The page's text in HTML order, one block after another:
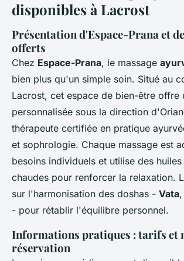
disponibles à Lacrost
Présentation d'Espace-Prana et
offerts
Chez Espace-Prana, le massage
bien plus qu'un simple soin. Situé au
Lacrost, cet espace de bien-être offre
personnalisée sous la direction
thérapeute certifiée en pratique
et sophrologie. Chaque massage est
besoins individuels et utilise des huiles
chaudes pour renforcer la relaxation.
sur l'harmonisation des doshas - Vata,
- pour rétablir l'équilibre personnel.
Informations pratiques : tarifs et
réservation